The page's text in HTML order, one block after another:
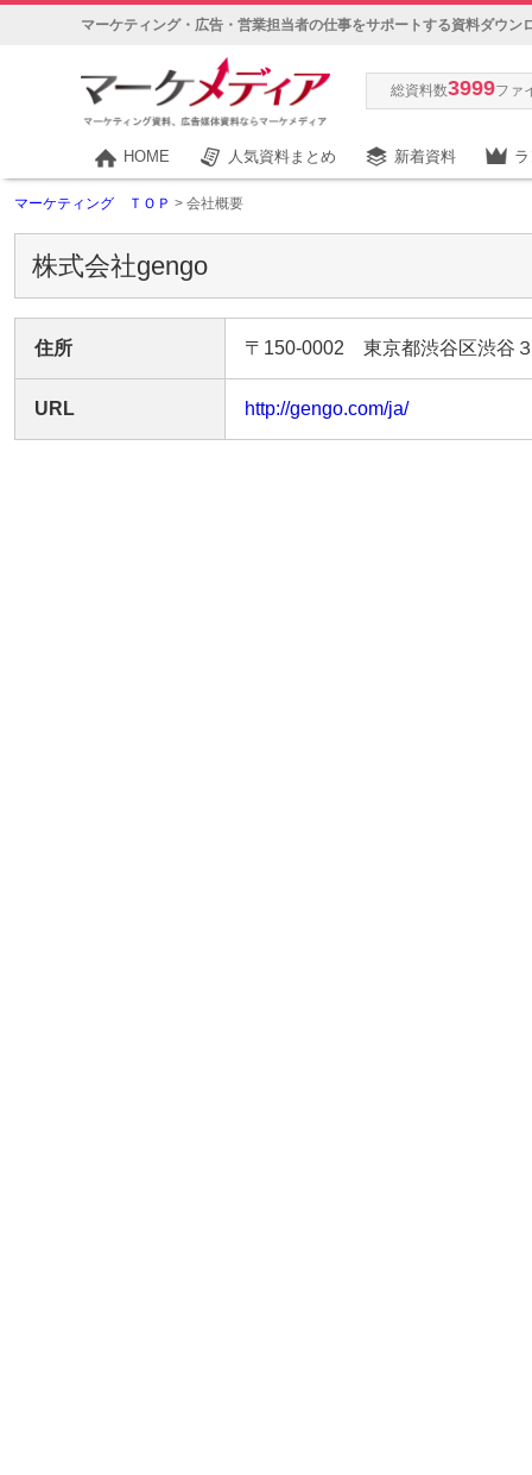
マーケティング・広告・営業担当者の仕事をサポートする資料ダウン
総資料数3999ファ
HOME 人気資料まとめ 新着資料
マーケティング ＴＯＰ > 会社概要
株式会社gengo
住所 〒150-0002 東京都渋谷区渋谷
URL http://gengo.com/ja/